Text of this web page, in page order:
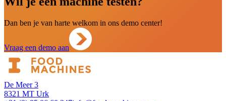
Dan ben je van harte welkom in ons demo center!
Vraag een demo aan
De Meer 3
8321 MT Urk